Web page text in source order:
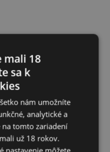
mali 18
sa k
nám umožníte
analytické a
tomto zariadení
už 18 rokov.